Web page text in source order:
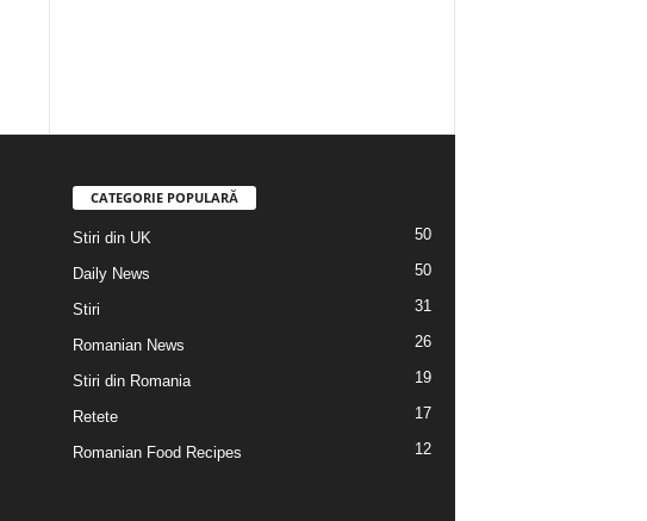
CATEGORIE POPULARĂ
Stiri din UK 50
Daily News 50
Stiri 31
Romanian News 26
Stiri din Romania 19
Retete 17
Romanian Food Recipes 12